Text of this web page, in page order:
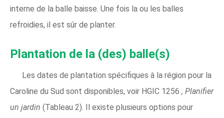
interne de la balle baisse. Une fois la ou les balles
refroidies, il est sûr de planter.
Plantation de la (des) balle(s)
Les dates de plantation spécifiques à la région pour la
Caroline du Sud sont disponibles, voir HGIC 1256 , Planifier
un jardin (Tableau 2). Il existe plusieurs options pour